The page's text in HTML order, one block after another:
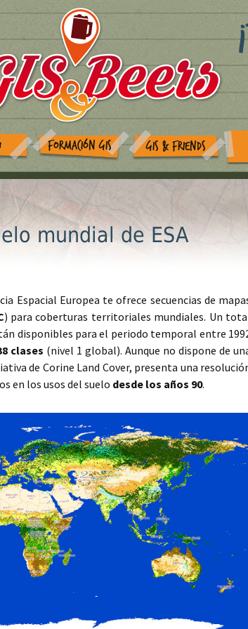
FORMACIÓN GIS GIS & FRIENDS
mundial de ESA
Espacial Europea te ofrece secuencias de
) para coberturas territoriales mundiales. Un
disponibles para el periodo temporal entre
clases (nivel 1 global). Aunque no dispone de
de Corine Land Cover, presenta una
en los usos del suelo desde los años 90.